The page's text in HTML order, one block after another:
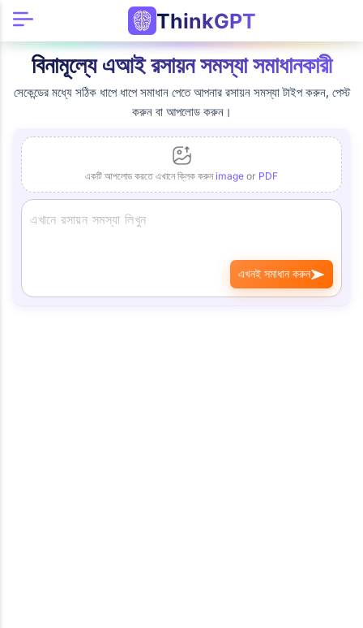
ThinkGPT
বিনামূল্যে এআই রসায়ন সমস্যা সমাধানকারী
সেকেন্ডের মধ্যে সঠিক ধাপে ধাপে সমাধান পেতে আপনার রসায়ন সমস্যা টাইপ করুন, পেস্ট
করুন বা আপলোড করুন।
একটি আপলোড করতে এখানে ক্লিক করুন image or PDF
এখনই সমাধান করুন